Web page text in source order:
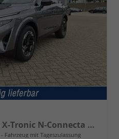
1.3 DIG-T MHEV 158 PS X-Tronic N-Connecta Teil-Leder PanoGlasdach Klimaautomatik Sitzheizung Lenkradheizung Navi ACC PDC v+h 360°Kamera DAB Bluetooth Touchscreen Apple CarPlay Android Auto 18"LM
Fahrzeug mit Tageszulassung